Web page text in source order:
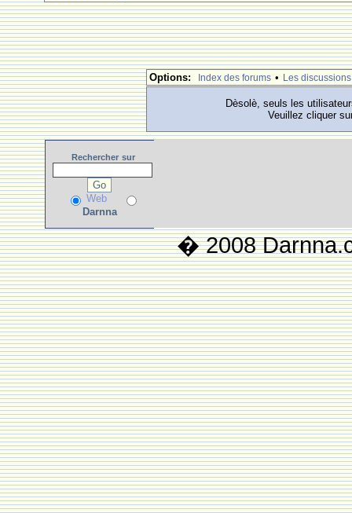
Options: Index des forums • Les discussions
Dèsolè, seuls les
Veuillez cliquer
Rechercher sur
Web
Darnna
� 2008